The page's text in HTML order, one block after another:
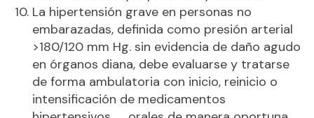
La hipertensión grave en personas no
embarazadas, definida como presión arterial
>180/120 mm Hg. sin evidencia de daño agudo
en órganos diana, debe evaluarse y tratarse
de forma ambulatoria con inicio, reinicio o
intensificación de medicamentos